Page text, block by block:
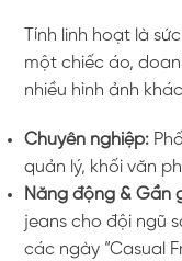
Tính linh hoạt là
một chiếc áo,
nhiều hình ảnh
Chuyên nghiệp:
quản lý, khối văn
Năng động & Gần
jeans cho đội ngũ
các ngày “Casual